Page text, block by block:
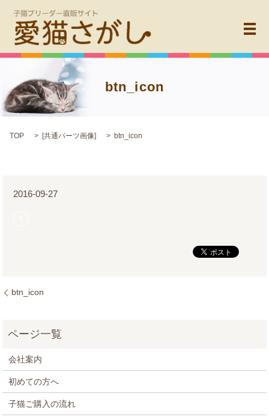
メ
btn_icon
TOP [共通パーツ画像] btn_icon
2016-09-27
btn_icon
会社案内
初めての方へ
子猫ご購入の流れ